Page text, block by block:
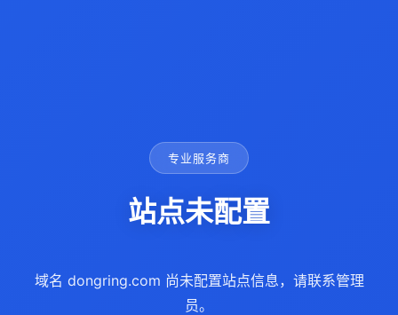
专业服务商
站点未配置
域名 dongring.com 尚未配置站点信息，请联系管理
员。